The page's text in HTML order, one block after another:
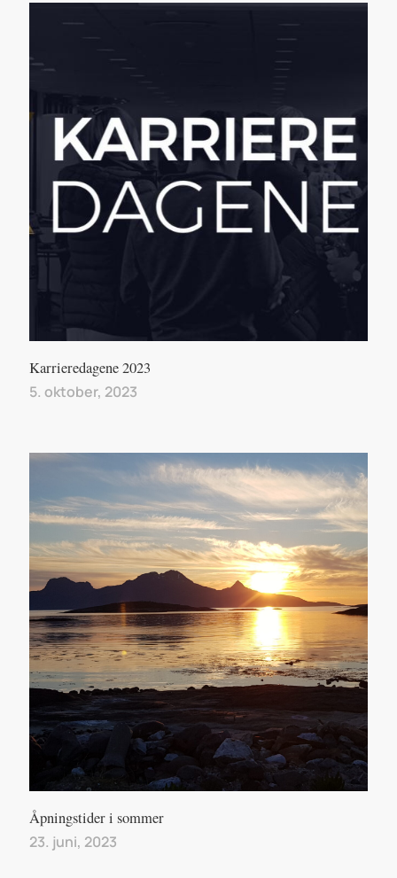
Karrieredagene 2023
5. oktober, 2023
Åpningstider i sommer
23. juni, 2023